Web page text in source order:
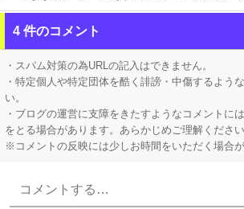
【私はあなたの味方】 交際歴ゼロの同級生宅に唐揚げや文庫本を
リュウジ氏「ダルい料理トップ10に入る」夏の定番料理は冷やし
4 件のコメント
・スパム対策の為URLの記入はできません。
・特定個人や特定団体を酷く誹謗・中傷するよう
い。
・ブログの運営に支障をきたすようなコメントに
をとる場合があります。あらかじめご理解ください
※コメントの反映には少しお時間をいただく場合が